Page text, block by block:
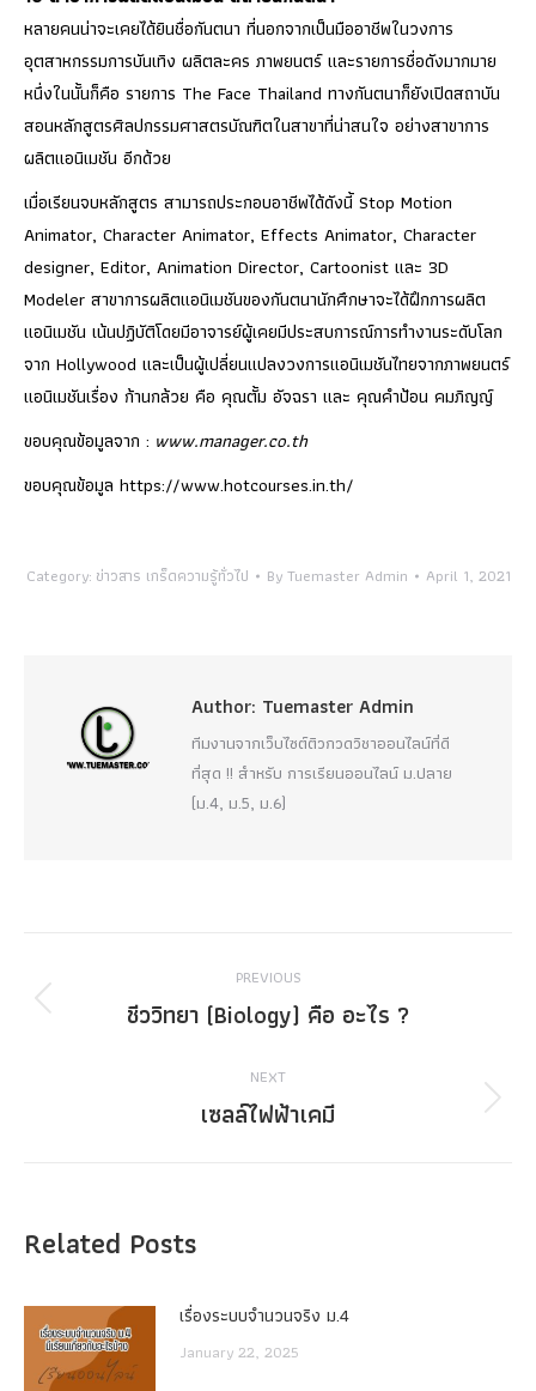
หลายคนน่าจะเคยได้ยินชื่อกันตนา ที่นอกจากเป็นมืออาชีพในวงการ
อุตสาหกรรมการบันเทิง ผลิตละคร ภาพยนตร์ และรายการชื่อดังมากมาย
หนึ่งในนั้นก็คือ รายการ The Face Thailand ทางกันตนาก็ยังเปิดสถาบัน
สอนหลักสูตรศิลปกรรมศาสตรบัณฑิตในสาขาที่น่าสนใจ อย่างสาขาการ
ผลิตแอนิเมชัน อีกด้วย
เมื่อเรียนจบหลักสูตร สามารถประกอบอาชีพได้ดังนี้ Stop Motion
Animator, Character Animator, Effects Animator, Character
designer, Editor, Animation Director, Cartoonist และ 3D
Modeler สาขาการผลิตแอนิเมชันของกันตนานักศึกษาจะได้ฝึกการผลิต
แอนิเมชัน เน้นปฏิบัติโดยมีอาจารย์ผู้เคยมีประสบการณ์การทำงานระดับโลก
จาก Hollywood และเป็นผู้เปลี่ยนแปลงวงการแอนิเมชันไทยจากภาพยนตร์
แอนิเมชันเรื่อง ก้านกล้วย คือ คุณตั้ม อัจฉรา และ คุณคำป้อน คมภิญญ์
ขอบคุณข้อมูลจาก : www.manager.co.th
ขอบคุณข้อมูล https://www.hotcourses.in.th/
Category: ข่าวสาร เกร็ดความรู้ทั่วไป ByTuemaster Admin April 1, 2021
Author: Tuemaster Admin
ทีมงานจากเว็บไซต์ติวกวดวิชาออนไลน์ที่ดี
ที่สุด !! สำหรับ การเรียนออนไลน์ ม.ปลาย
(ม.4, ม.5, ม.6)
navigation
PREVIOUS
Previous
ชีววิทยา (Biology) คือ อะไร ?
NEXT
Next
เซลล์ไฟฟ้าเคมี
Related Posts
เรื่องระบบจํานวนจริง ม.4
January 22, 2025